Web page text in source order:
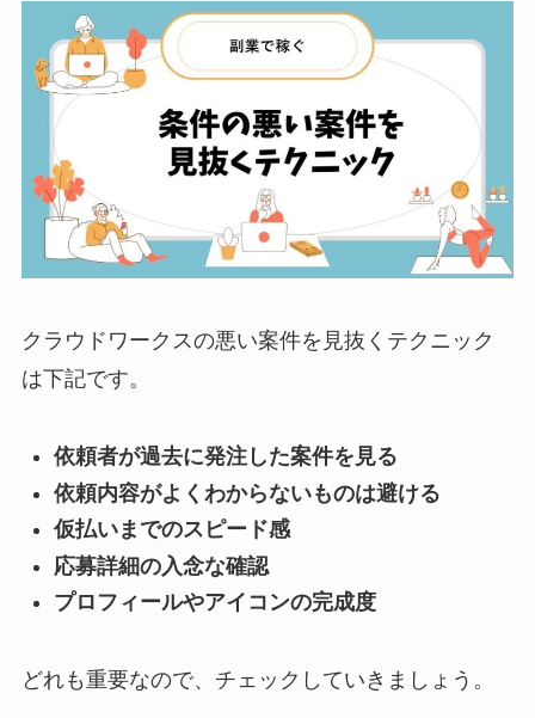
クラウドワークスの悪い案件を見抜くテクニック
は下記です。
依頼者が過去に発注した案件を見る
依頼内容がよくわからないものは避ける
仮払いまでのスピード感
応募詳細の入念な確認
プロフィールやアイコンの完成度
どれも重要なので、チェックしていきましょう。